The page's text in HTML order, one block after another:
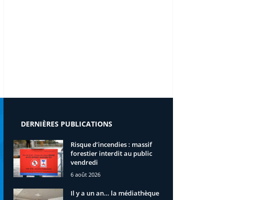
DERNIÈRES PUBLICATIONS
Risque d’incendies : massif
forestier interdit au public
vendredi
6 août 2026
Il y a un an… la médiathèque